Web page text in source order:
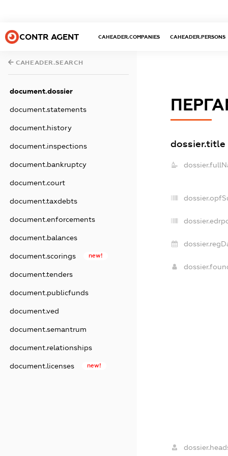
CONTR AGENT CAHEADER.COMPANIES CAHEADER.PERSONS
CAHEADER.SEARCH
document.dossier
document.statements
document.history
document.inspections
document.bankruptcy
document.court
document.taxdebts
document.enforcements
document.balances
document.scorings new!
document.tenders
document.publicfunds
document.ved
document.semantrum
document.relationships
document.licenses new!
dossier.title